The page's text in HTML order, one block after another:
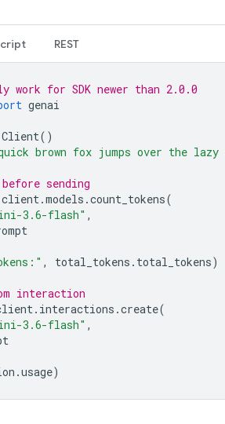
REST
for SDK newer than 2.0.0
genai
Client()
brown fox jumps over the lazy
sending
client.models .count_tokens(
3.6-flash" ,
, total_tokens . total_tokens)
interaction
. interactions .create(
3.6-flash" ,
.usage)